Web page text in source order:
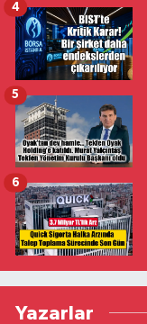
4
5
6
Yazarlar